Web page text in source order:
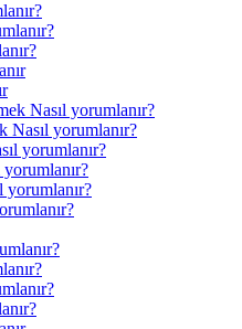
yorumlanır?